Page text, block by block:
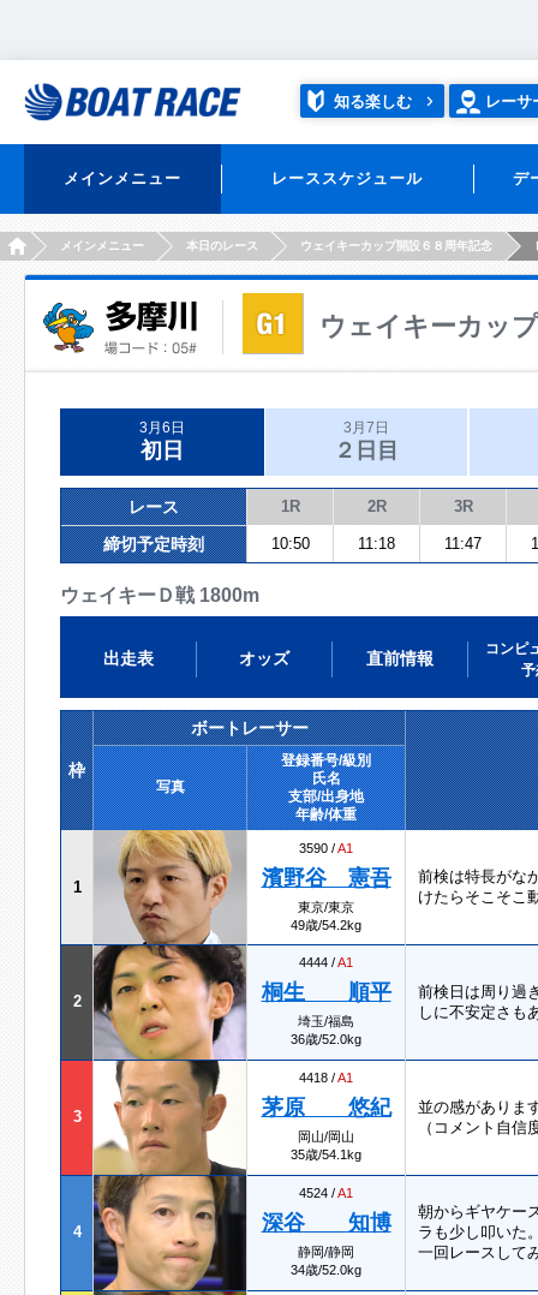
知る楽しむ レーサ
メインメニュー レーススケジュール デ
HOMEメインメニュー 本日のレース ウェイキーカップ開設６８周年記念
ウェイキーカッ
3月6日
初日
3月7日
２日目
レース 1R 2R 3R
締切予定時刻 10:50 11:18 11:47
ウェイキーＤ戦 1800m
出走表 オッズ 直前情報
コンピ
予
枠
ボートレーサー
写真
登録番号/級別
氏名
支部/出身地
年齢/体重
1
3590 /A1
濱野谷 憲吾
東京/東京
49歳/54.2kg
前検は特長がな
けたらそこそ
2
4444 /A1
桐生 順平
埼玉/福島
36歳/52.0kg
前検日は周り過
しに不安定さ
3
4418 /A1
茅原 悠紀
岡山/岡山
35歳/54.1kg
並の感がありま
（コメント自
4
4524 /A1
深谷 知博
静岡/静岡
34歳/52.0kg
朝からギヤケー
ラも少し叩いた
一回レースして